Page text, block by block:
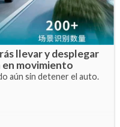
llevar y desplegar
movimiento
aún sin detener el auto.